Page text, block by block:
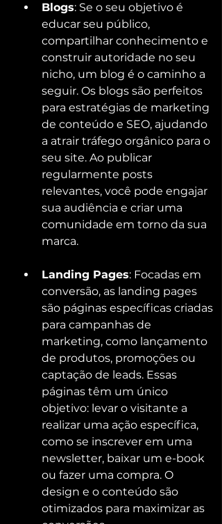
Blogs: Se o seu objetivo é
educar seu público,
compartilhar conhecimento e
construir autoridade no seu
nicho, um blog é o caminho a
seguir. Os blogs são perfeitos
para estratégias de marketing
de conteúdo e SEO, ajudando
a atrair tráfego orgânico para o
seu site. Ao publicar
regularmente posts
relevantes, você pode engajar
sua audiência e criar uma
comunidade em torno da sua
marca.
Landing Pages: Focadas em
conversão, as landing pages
são páginas específicas criadas
para campanhas de
marketing, como lançamento
de produtos, promoções ou
captação de leads. Essas
páginas têm um único
objetivo: levar o visitante a
realizar uma ação específica,
como se inscrever em uma
newsletter, baixar um e-book
ou fazer uma compra. O
design e o conteúdo são
otimizados para maximizar as